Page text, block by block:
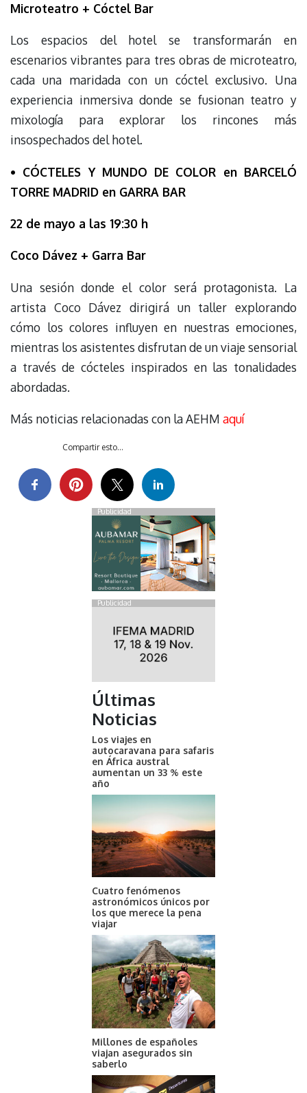
Microteatro + Cóctel Bar
Los espacios del hotel se transformarán en
escenarios vibrantes para tres obras de microteatro,
cada una maridada con un cóctel exclusivo. Una
experiencia inmersiva donde se fusionan teatro y
mixología para explorar los rincones más
insospechados del hotel.
• CÓCTELES Y MUNDO DE COLOR en BARCELÓ
TORRE MADRID en GARRA BAR
22 de mayo a las 19:30 h
Coco Dávez + Garra Bar
Una sesión donde el color será protagonista. La
artista Coco Dávez dirigirá un taller explorando
cómo los colores influyen en nuestras emociones,
mientras los asistentes disfrutan de un viaje sensorial
a través de cócteles inspirados en las tonalidades
abordadas.
Más noticias relacionadas con la AEHM aquí
Compartir esto...
Publicidad
Publicidad
Últimas
Noticias
Los viajes en
autocaravana para safaris
en África austral
aumentan un 33 % este
año
Cuatro fenómenos
astronómicos únicos por
los que merece la pena
viajar
Millones de españoles
viajan asegurados sin
saberlo